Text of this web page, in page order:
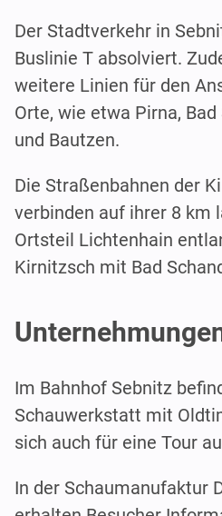
Der Stadtverkehr in
Buslinie T absolviert.
weitere Linien für den
Orte, wie etwa Pirna,
und Bautzen.
Die Straßenbahnen der
verbinden auf ihrer 8 km
Ortsteil Lichtenhain
Kirnitzsch mit Bad
Im Bahnhof Sebnitz
Schauwerkstatt mit
sich auch für eine Tour
In der Schaumanufaktur